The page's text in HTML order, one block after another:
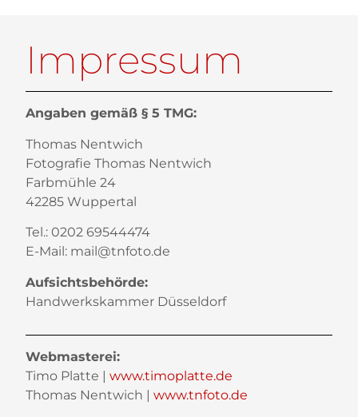
Impressum
Angaben gemäß § 5 TMG:
Thomas Nentwich
Fotografie Thomas Nentwich
Farbmühle 24
42285 Wuppertal
Tel.: 0202 69544474
E-Mail: mail@tnfoto.de
Aufsichtsbehörde:
Handwerkskammer Düsseldorf
Webmasterei:
Timo Platte | www.timoplatte.de
Thomas Nentwich | www.tnfoto.de